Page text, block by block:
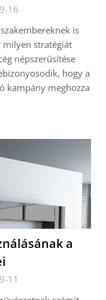
16
is
stratégiát
népszerűsítése
hogy a
kampány meghozza
a
11